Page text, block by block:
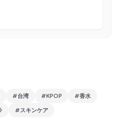
#台湾 #KPOP #香水
#スキンケア